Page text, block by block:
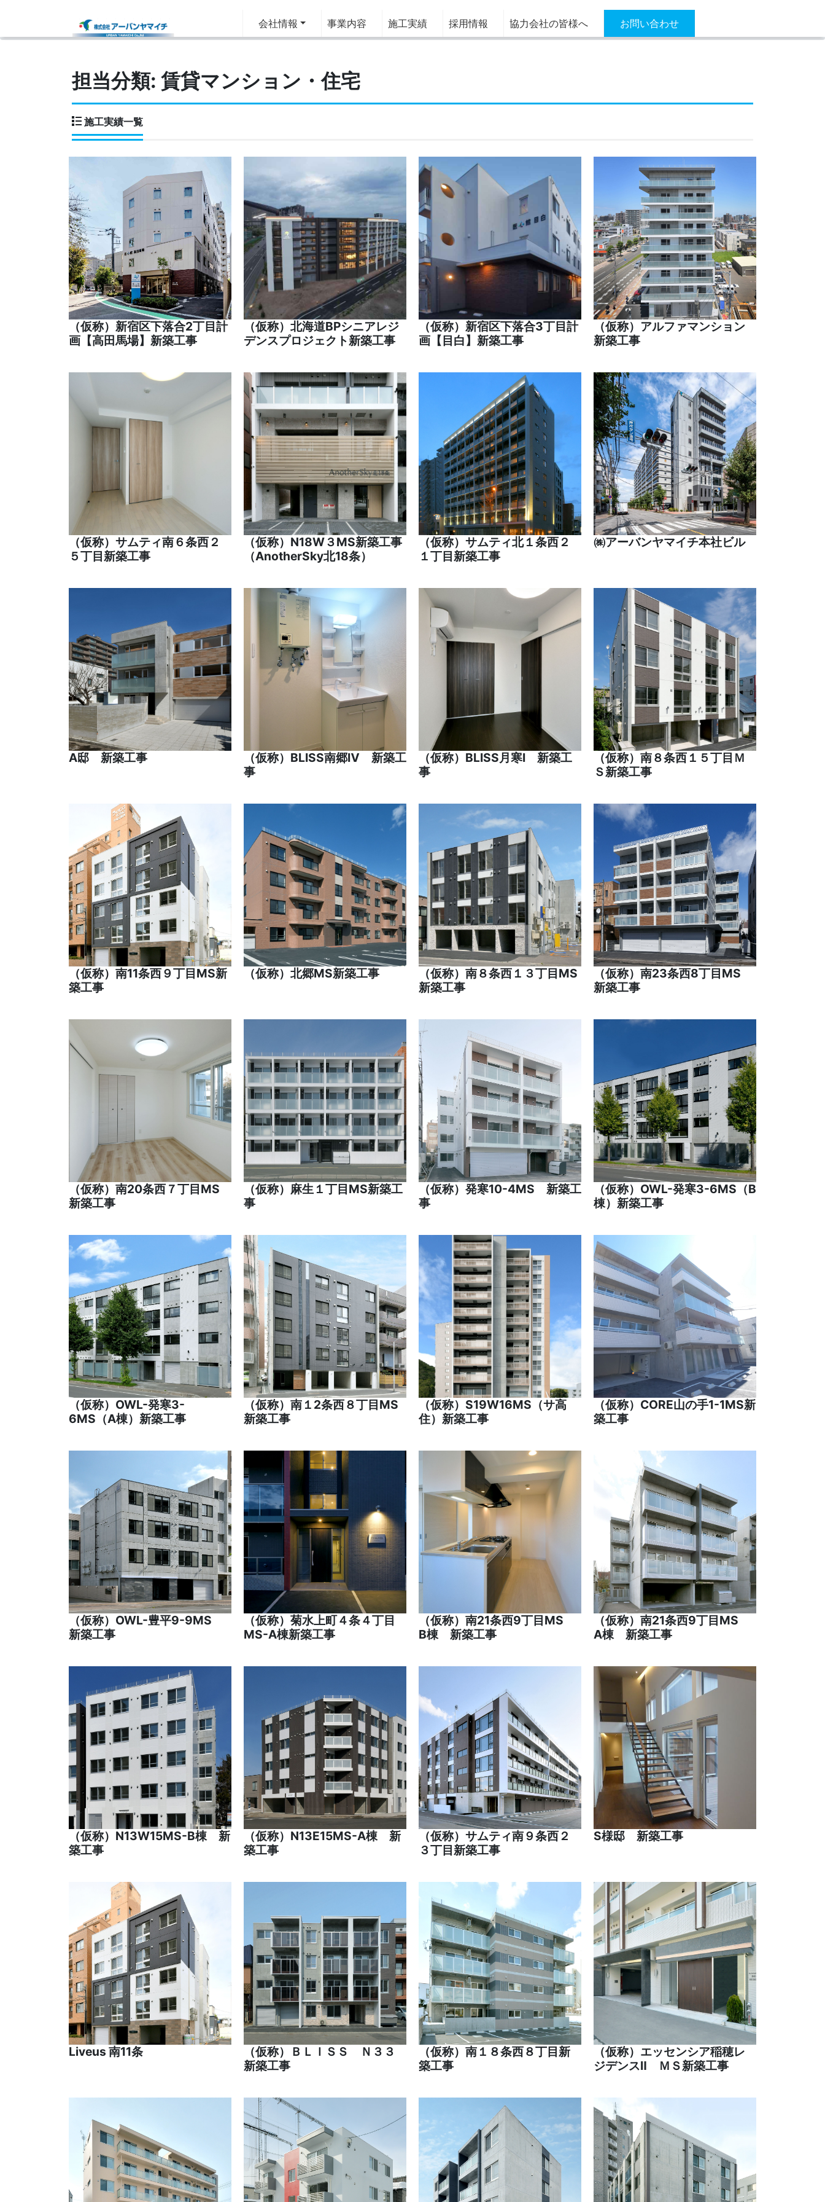
会社情報 事業内容 施工実績 採用情報 協力会社の皆様へ お問い合わせ
賃貸マンション・住宅
担当分類: 賃貸マンション・住宅
施工実績一覧
（仮称）新宿区下落合2丁目計
画【高田馬場】新築工事
（仮称）北海道BPシニアレジ
デンスプロジェクト新築工事
（仮称）新宿区下落合3丁目計
画【目白】新築工事
（仮称）アルファマンション
新築工事
（仮称）サムティ南６条西２
５丁目新築工事
（仮称）N18W３MS新築工事
（AnotherSky北18条）
（仮称）サムティ北１条西２
１丁目新築工事
㈱アーバンヤマイチ本社ビル
A邸 新築工事
（仮称）BLISS南郷Ⅳ 新築工
事
（仮称）BLISS月寒Ⅰ 新築工
事
（仮称）南８条西１５丁目Ｍ
Ｓ新築工事
（仮称）南11条西９丁目MS新
築工事
（仮称）北郷MS新築工事
（仮称）南８条西１３丁目MS
新築工事
（仮称）南23条西8丁目MS
新築工事
（仮称）南20条西７丁目MS
新築工事
（仮称）麻生１丁目MS新築工
事
（仮称）発寒10-4MS 新築工
事
（仮称）OWL-発寒3-6MS（B
棟）新築工事
（仮称）OWL-発寒3-
6MS（A棟）新築工事
（仮称）南１2条西８丁目MS
新築工事
（仮称）S19W16MS（サ高
住）新築工事
（仮称）CORE山の手1-1MS新
築工事
（仮称）OWL-豊平9-9MS
新築工事
（仮称）菊水上町４条４丁目
MS-A棟新築工事
（仮称）南21条西9丁目MS
B棟 新築工事
（仮称）南21条西9丁目MS
A棟 新築工事
（仮称）N13W15MS-B棟 新
築工事
（仮称）N13E15MS-A棟 新
築工事
（仮称）サムティ南９条西２
３丁目新築工事
S様邸 新築工事
Liveus 南11条
（仮称）ＢＬＩＳＳ Ｎ３３
新築工事
（仮称）南１８条西８丁目新
築工事
（仮称）エッセンシア稲穂レ
ジデンスⅡ ＭＳ新築工事